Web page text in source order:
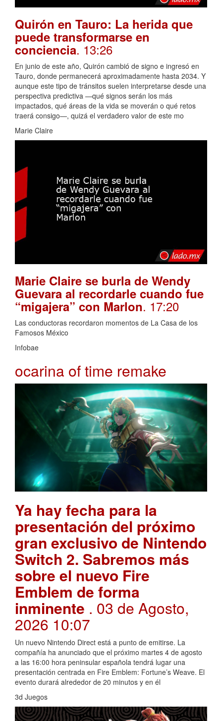
Quirón en Tauro: La herida que
puede transformarse en
conciencia. 13:26
En junio de este año, Quirón cambió de signo e ingresó en
Tauro, donde permanecerá aproximadamente hasta 2034. Y
aunque este tipo de tránsitos suelen interpretarse desde una
perspectiva predictiva —qué signos serán los más
impactados, qué áreas de la vida se moverán o qué retos
traerá consigo—, quizá el verdadero valor de este mo
Marie Claire
Marie Claire se burla de Wendy
Guevara al recordarle cuando fue
“migajera” con Marlon. 17:20
Las conductoras recordaron momentos de La Casa de los
Famosos México
Infobae
ocarina of time remake
Ya hay fecha para la
presentación del próximo
gran exclusivo de Nintendo
Switch 2. Sabremos más
sobre el nuevo Fire
Emblem de forma
inminente . 03 de Agosto,
2026 10:07
Un nuevo Nintendo Direct está a punto de emitirse. La
compañía ha anunciado que el próximo martes 4 de agosto
a las 16:00 hora peninsular española tendrá lugar una
presentación centrada en Fire Emblem: Fortune’s Weave. El
evento durará alrededor de 20 minutos y en él
3d Juegos